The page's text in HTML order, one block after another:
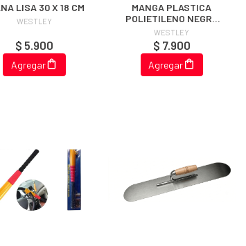
LLANA LISA 30 X 18 CM
WESTLEY
$ 5.900
Agregar
MANGA PLASTICA
POLIETILENO NEGRA
4x5 METROS STANDARD
(0.1 MM)
WESTLEY
$ 7.900
Agregar